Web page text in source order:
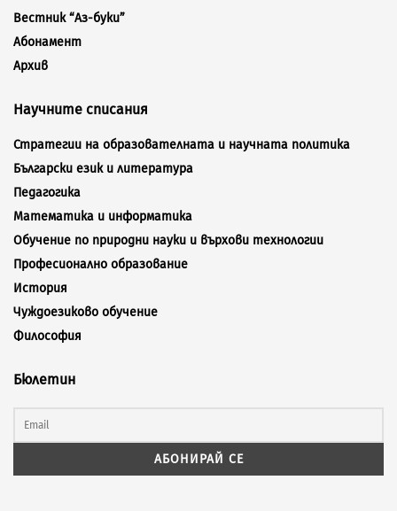
Вестник “Аз-буки”
Абонамент
Архив
Научните списания
Стратегии на образователната и научната политика
Български език и литература
Педагогика
Математика и информатика
Обучение по природни науки и върхови технологии
Професионално образование
История
Чуждоезиково обучение
Философия
Бюлетин